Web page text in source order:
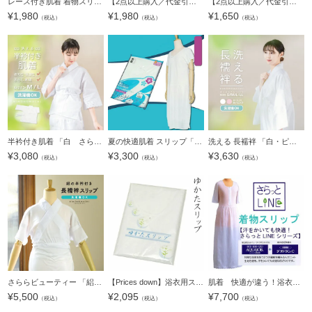
¥1,980 （税込） ¥1,980 （税込） ¥1,650（税込）
半衿付き肌着 「白 さらし木綿 ポリエステル塩瀬の半衿」 おうちで洗える 襟付き肌襦袢 レース袖半襦袢 うそつき肌襦袢 塩瀬 春・初夏・秋・冬用 日本製【メール便対応可】＜R＞
¥3,080 （税込）
夏の快適肌着 スリップ「白色」浴衣 東レ 機能性原糸 着物 スリップ＜H＞
¥3,300 （税込）
洗える 長襦袢 「白・ピンク 全2色」 S/M/L/LLサイズ 掛け衿つき 地紋入り 長襦袢 洗える襦袢 白半衿付き お仕立て上がり長襦袢 掛衿 掛け襟 ポリエステル 洗える長襦袢 衣紋抜きなし 小さいサイズ 大きいサイズ 【
¥3,630（税込）
¥5,500 （税込） ¥2,095 （税込）
肌着 快適が違う！浴衣にもＯＫな特殊繊維を編み込んだサラサラ肌着「さらっとLINE 着物スリップ」 M/L夏もOK浴衣着付け小物＜R＞
¥7,700（税込）